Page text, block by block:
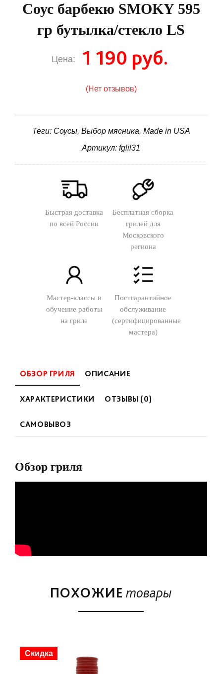
Соус барбекю SMOKY 595
гр бутылка/стекло LS
Цена: 1 190 руб.
(Нет отзывов)
Теги: Соусы, Выбор мясника, Made in USA
Артикул: fglil31
Быстрая доставка
по всей России
Бесплатная сборка
грилей для
Московского
региона
Мастер-классы и
обучение работы
на гриле
Постгарантийное
обслуживание
(сертифицированные
мастера)
ОБЗОР ГРИЛЯ ОПИСАНИЕ
ХАРАКТЕРИСТИКИ ОТЗЫВЫ (0)
САМОВЫВОЗ
Обзор гриля
ПОХОЖИЕ товары
Скидка